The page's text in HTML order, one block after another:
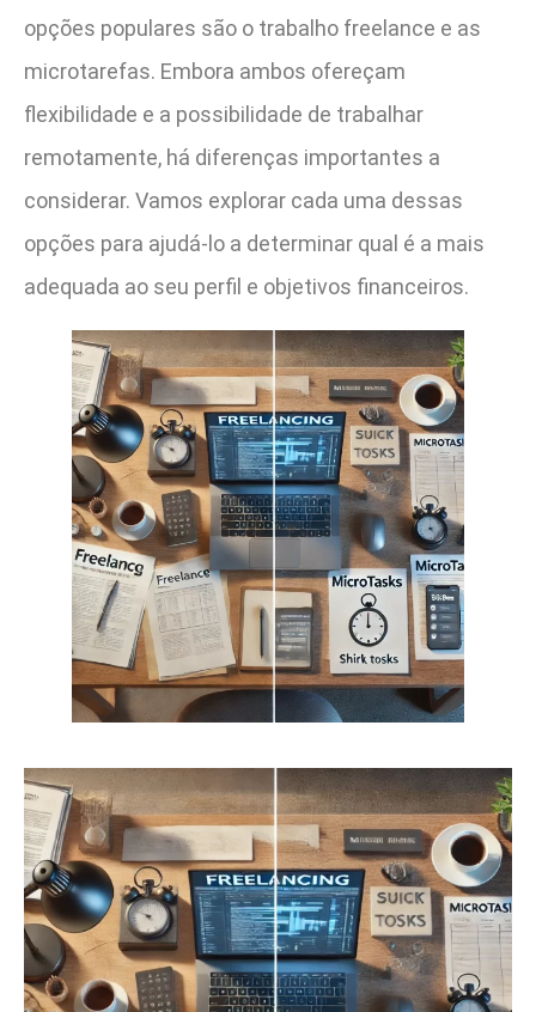
opções populares são o trabalho freelance e as
microtarefas. Embora ambos ofereçam
flexibilidade e a possibilidade de trabalhar
remotamente, há diferenças importantes a
considerar. Vamos explorar cada uma dessas
opções para ajudá-lo a determinar qual é a mais
adequada ao seu perfil e objetivos financeiros.